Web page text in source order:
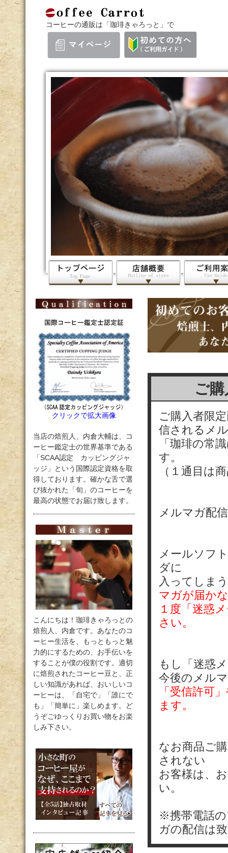
コーヒーの通販は「珈琲きゃろっと」で
クリックで拡大画像
当店の焙煎人、内倉大輔は、コ
ーヒー鑑定士の世界基準である
「SCAA認定 カッピングジャ
ッジ」という国際認定資格を取
得しております。確かな舌で選
び抜かれた「旬」のコーヒーを
最高の状態でお届け致します。
こんにちは！珈琲きゃろっとの
焙煎人、内倉です。あなたのコ
ーヒー生活を、もっともっと魅
力的にするための、お手伝いを
することが僕の役割です。適切
に焙煎されたコーヒー豆と、正
しい知識があれば、おいしいコ
ーヒーは、「自宅で」「誰にで
も」「簡単に」楽しめます。ど
うぞごゆっくりお買い物をお楽
しみ下さい。
ご
ご購入者限
信されるメ
「珈琲の常
す。
（１通目は
メルマガ配
メールソフ
ダに
入ってしま
マガが届か
１度「迷惑
さい。
もし「迷惑
今後のメル
「受信許可
ます。
なお商品ご
されない
お客様は、
い。
※携帯電話
ガの配信は